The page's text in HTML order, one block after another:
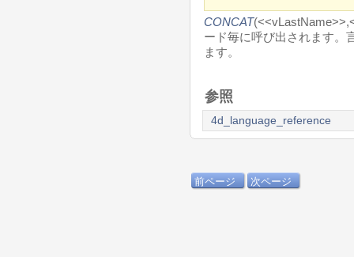
CONCAT
ード毎に呼び出されます。
ます。
参照
4d_language_reference
前ページ 次ページ